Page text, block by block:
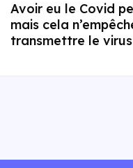
Avoir eu le Covid
mais cela
transmettre le virus